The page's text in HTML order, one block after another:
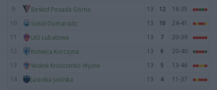
9
Beskid Posada Górna 13 12
16-35
10
Sokół Domaradz 13 10
24-41
11
LKS Lubatowa 13 7
20-39
12
Kotwica Korczyna 13 6
20-40
13
Wisłok Krościenko Wyżne 13 5
13-46
14
Jasiołka Jaśliska 13 4 11-37